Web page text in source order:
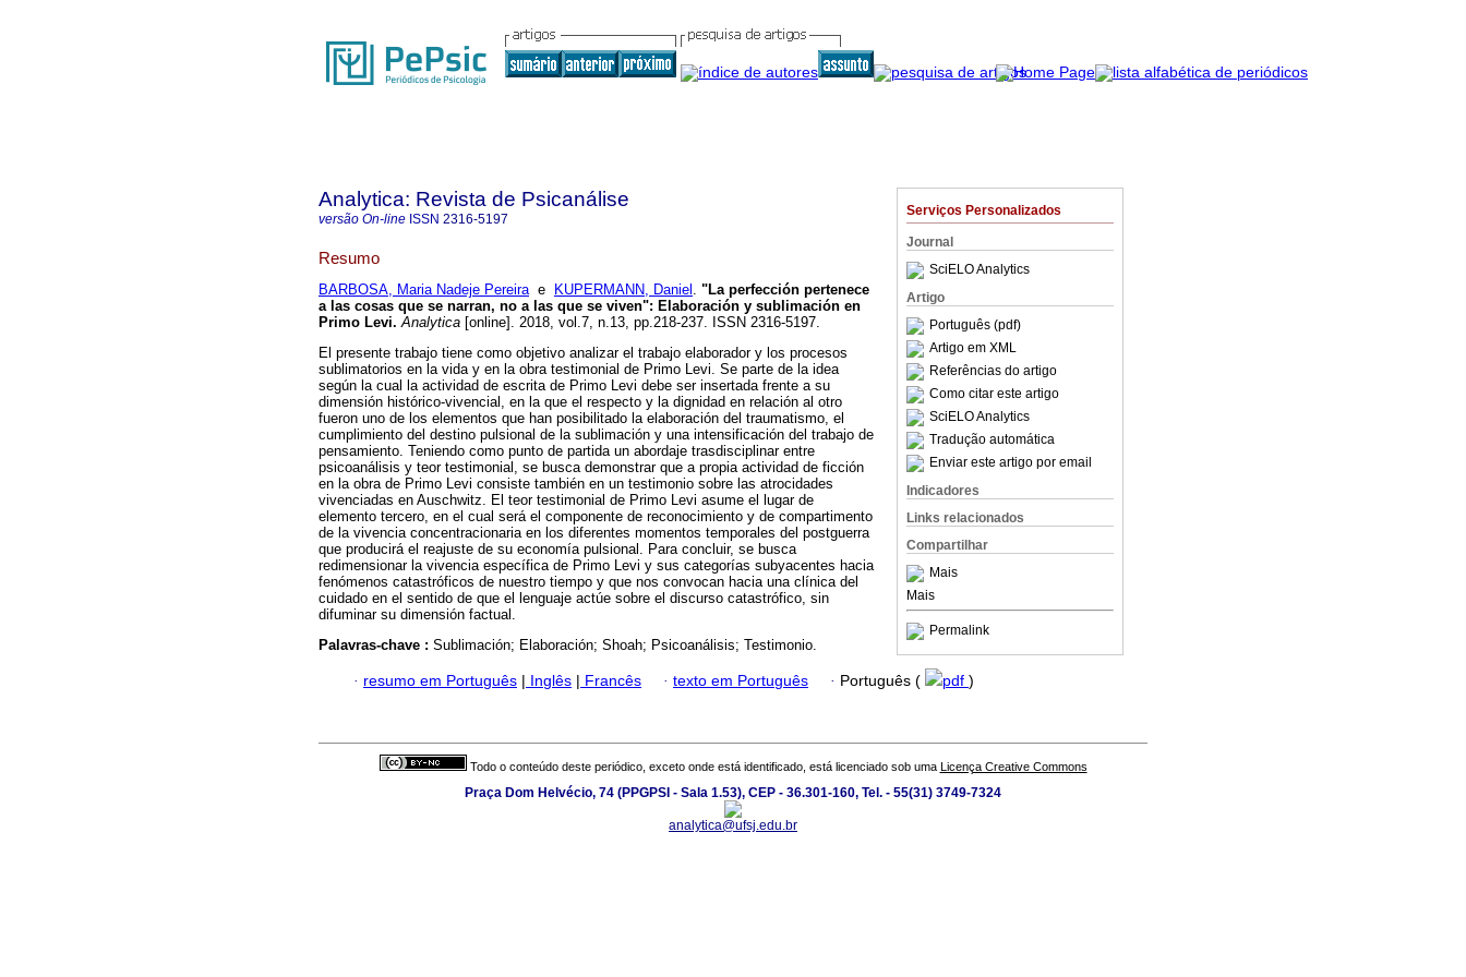
Serviços Personalizados
Journal
SciELO Analytics
Artigo
Português (pdf)
Artigo em XML
Referências do artigo
Como citar este artigo
SciELO Analytics
Tradução automática
Enviar este artigo por email
Indicadores
Links relacionados
Compartilhar
Mais
Mais
Permalink
Analytica: Revista de Psicanálise
versão On-line ISSN 2316-5197
Resumo
BARBOSA, Maria Nadeje Pereirae KUPERMANN, Daniel . "La perfección pertenece
a las cosas que se narran, no a las que se viven": Elaboración y sublimación en
Primo Levi. Analytica [online]. 2018, vol.7, n.13, pp.218-237. ISSN 2316-5197.
El presente trabajo tiene como objetivo analizar el trabajo elaborador y los procesos
sublimatorios en la vida y en la obra testimonial de Primo Levi. Se parte de la idea
según la cual la actividad de escrita de Primo Levi debe ser insertada frente a su
dimensión histórico-vivencial, en la que el respecto y la dignidad en relación al otro
fueron uno de los elementos que han posibilitado la elaboración del traumatismo, el
cumplimiento del destino pulsional de la sublimación y una intensificación del trabajo de
pensamiento. Teniendo como punto de partida un abordaje trasdisciplinar entre
psicoanálisis y teor testimonial, se busca demonstrar que a propia actividad de ficción
en la obra de Primo Levi consiste también en un testimonio sobre las atrocidades
vivenciadas en Auschwitz. El teor testimonial de Primo Levi asume el lugar de
elemento tercero, en el cual será el componente de reconocimiento y de compartimento
de la vivencia concentracionaria en los diferentes momentos temporales del postguerra
que producirá el reajuste de su economía pulsional. Para concluir, se busca
redimensionar la vivencia específica de Primo Levi y sus categorías subyacentes hacia
fenómenos catastróficos de nuestro tiempo y que nos convocan hacia una clínica del
cuidado en el sentido de que el lenguaje actúe sobre el discurso catastrófico, sin
difuminar su dimensión factual.
Palavras-chave : Sublimación; Elaboración; Shoah; Psicoanálisis; Testimonio.
· resumo em Português | Inglês | Francês · texto em Português · Português ( pdf )
Todo o conteúdo deste periódico, exceto onde está identificado, está licenciado sob uma Licença Creative Commons
Praça Dom Helvécio, 74 (PPGPSI - Sala 1.53), CEP - 36.301-160, Tel. - 55(31) 3749-7324
analytica@ufsj.edu.br